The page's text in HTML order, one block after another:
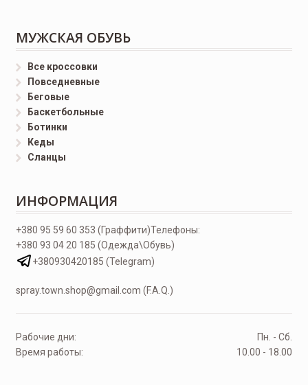
МУЖСКАЯ ОБУВЬ
Все кроссовки
Повседневные
Беговые
Баскетбольные
Ботинки
Кеды
Сланцы
ИНФОРМАЦИЯ
Телефоны:
+380 95 59 60 353 (Граффити)
+380 93 04 20 185 (Одежда\Обувь)
+380930420185 (Telegram)
spray.town.shop@gmail.com (F.A.Q.)
Рабочие дни:
Пн. - Сб.
Время работы:
10.00 - 18.00